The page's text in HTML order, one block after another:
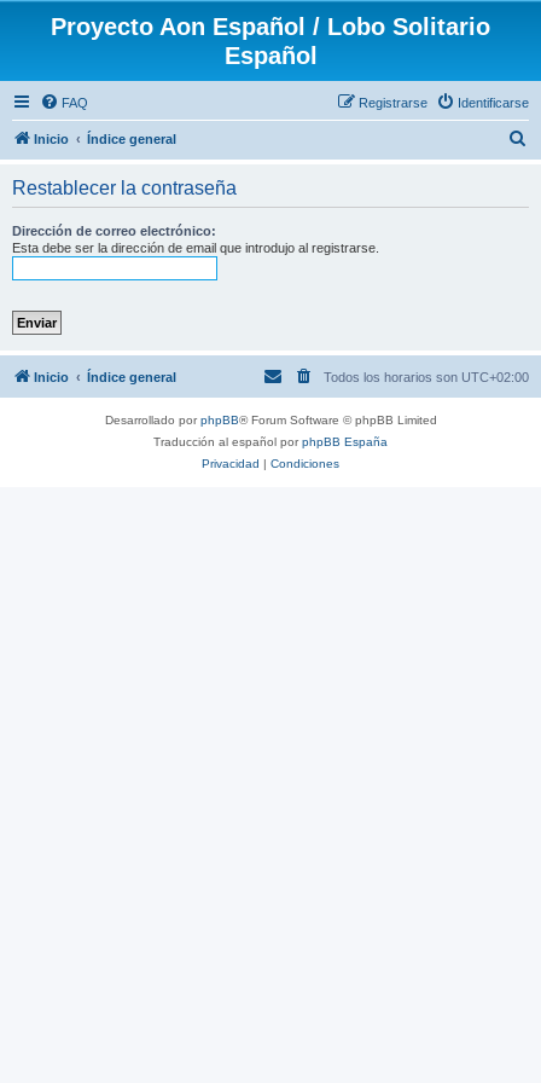
Proyecto Aon Español / Lobo Solitario
Español
FAQ Identificarse
Registrarse
Inicio Índice general
Restablecer la contraseña
Dirección de correo electrónico:
Esta debe ser la dirección de email que introdujo al registrarse.
Inicio Índice general Todos los horarios son UTC+02:00
Desarrollado porphpBB® Forum Software © phpBB Limited
Traducción al español porphpBB España
Privacidad | Condiciones